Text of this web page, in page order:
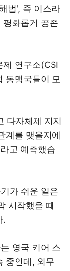
법', 즉 이스라
평화롭게 공존
제 연구소(CSI
동맹국들이 모
다자체제 지지
계를 맺을지에
고 예측했습
가 쉬운 일은
시작했을 때
.
영국 키어 스
중인데, 외무